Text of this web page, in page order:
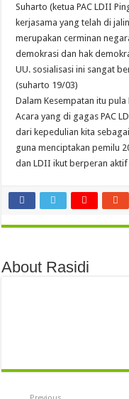
Suharto (ketua PAC LDII
kerjasama yang telah di
merupakan cerminan
demokrasi dan hak
UU. sosialisasi ini sangat
(suharto 19/03)
Dalam Kesempatan itu pula
Acara yang di gagas PAC
dari kepedulian kita
guna menciptakan pemilu
dan LDII ikut berperan
About Rasidi